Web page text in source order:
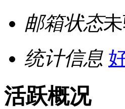
邮箱状态
统计信息
活跃概况